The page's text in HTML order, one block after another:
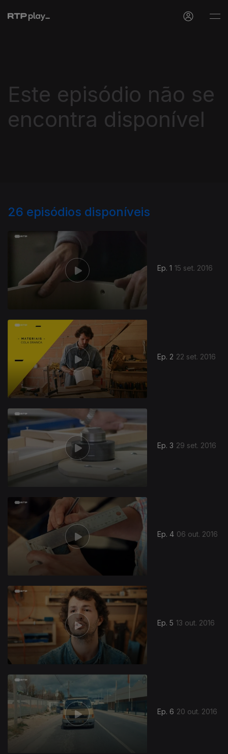
Este episódio não se
encontra disponível
26 episódios disponíveis
Ep. 1 15 set. 2016
Ep. 2 22 set. 2016
Ep. 3 29 set. 2016
Ep. 4 06 out. 2016
Ep. 5 13 out. 2016
Ep. 6 20 out. 2016